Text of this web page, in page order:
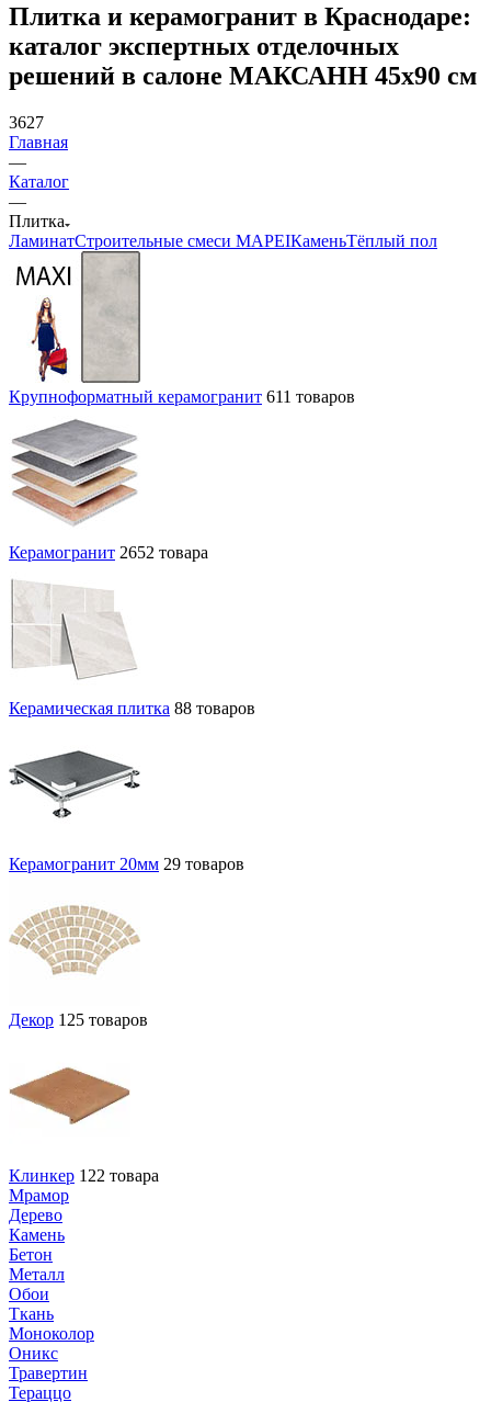
Плитка и керамогранит в Краснодаре:
каталог экспертных отделочных
решений в салоне МАКСАНН 45x90 см
3627
Главная
—
Каталог
—
Плитка
ЛаминатСтроительные смеси MAPEIКаменьТёплый пол
Крупноформатный керамогранит 611 товаров
Керамогранит 2652 товара
Керамическая плитка 88 товаров
Керамогранит 20мм 29 товаров
Декор 125 товаров
Клинкер 122 товара
Мрамор
Дерево
Камень
Бетон
Металл
Обои
Ткань
Моноколор
Оникс
Травертин
Тераццо